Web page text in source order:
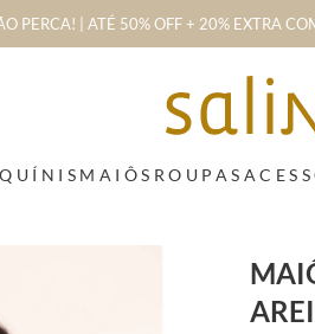
PERCA! | ATÉ 50% OFF + 20% EXTRA
MAIÔS ROUPAS